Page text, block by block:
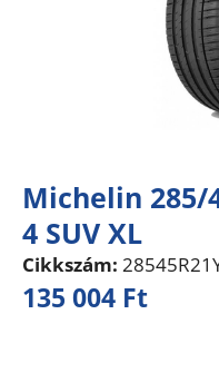
Michelin 285/
4 SUV XL
Cikkszám:
135 004 Ft